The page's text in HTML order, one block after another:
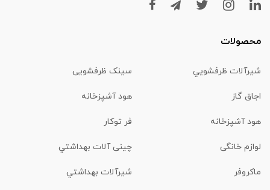
محصولات
شیرآلات ظرفشويي سینک ظرفشویی
اجاق گاز هود آشپزخانه
هود آشپزخانه فر توکار
لوازم خانگی چینی آلات بهداشتي
ماكروفر شیرآلات بهداشتي